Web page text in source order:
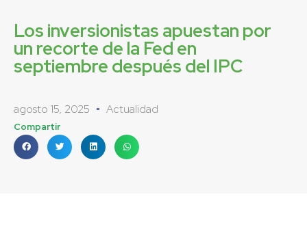
Los inversionistas apuestan por
un recorte de la Fed en
septiembre después del IPC
agosto 15, 2025 Actualidad
Compartir